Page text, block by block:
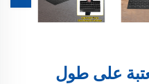
على طول